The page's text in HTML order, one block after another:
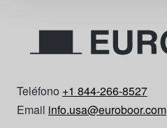
Teléfono +1 844-266-8527
Email info.usa@euroboor.com